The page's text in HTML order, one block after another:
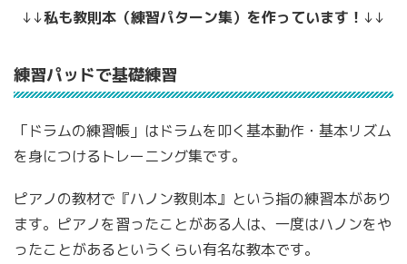
↓↓私も教則本（練習パターン集）を作っています！ ↓↓
練習パッドで基礎練習
「ドラムの練習帳」はドラムを叩く基本動作・基本リズム
を身につけるトレーニング集です。
ピアノの教材で『ハノン教則本』という指の練習本があり
ます。ピアノを習ったことがある人は、一度はハノンをや
ったことがあるというくらい有名な教本です。